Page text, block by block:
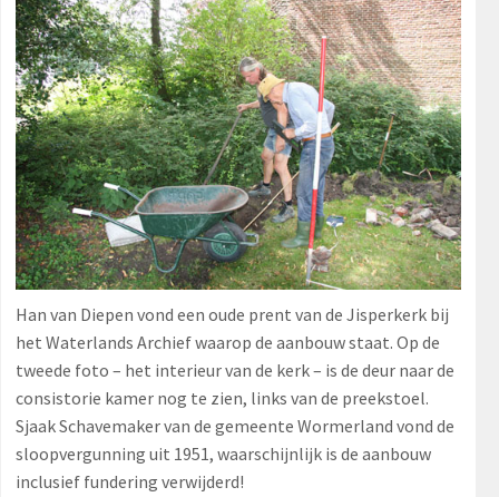
Han van Diepen vond een oude prent van de Jisperkerk bij
het Waterlands Archief waarop de aanbouw staat. Op de
tweede foto – het interieur van de kerk – is de deur naar de
consistorie kamer nog te zien, links van de preekstoel.
Sjaak Schavemaker van de gemeente Wormerland vond de
sloopvergunning uit 1951, waarschijnlijk is de aanbouw
inclusief fundering verwijderd!